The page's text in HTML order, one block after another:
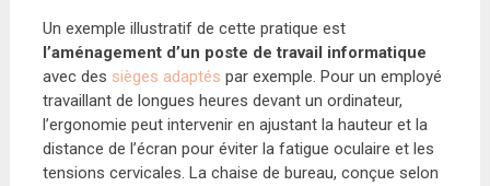
Un exemple illustratif de cette pratique est
l’aménagement d’un poste de travail informatique
avec des sièges adaptés par exemple. Pour un employé
travaillant de longues heures devant un ordinateur,
l’ergonomie peut intervenir en ajustant la hauteur et la
distance de l’écran pour éviter la fatigue oculaire et les
tensions cervicales. La chaise de bureau, conçue selon